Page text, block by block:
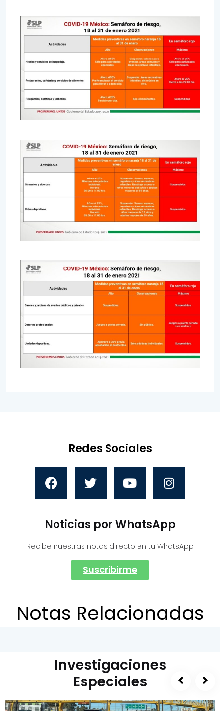
Redes Sociales
Noticias por WhatsApp
Recibe nuestras notas directo en tu WhatsApp
Suscribirme
Notas Relacionadas
Investigaciones
Especiales